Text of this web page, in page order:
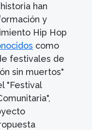
han
y
Hip Hop
como
festivales de
sin muertos"
"Festival